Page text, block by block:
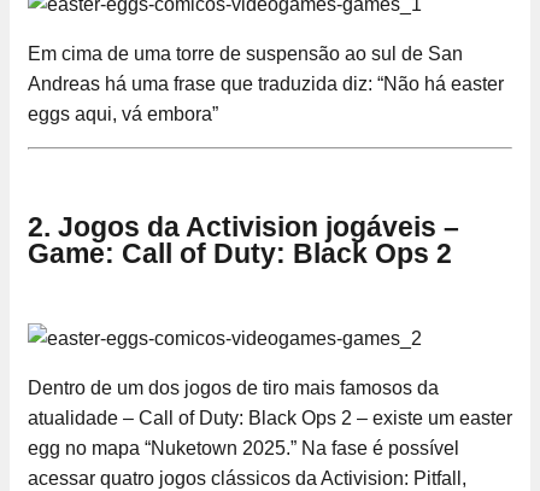
Em cima de uma torre de suspensão ao sul de San
Andreas há uma frase que traduzida diz: “Não há easter
eggs aqui, vá embora”
2. Jogos da Activision jogáveis –
Game: Call of Duty: Black Ops 2
Dentro de um dos jogos de tiro mais famosos da
atualidade – Call of Duty: Black Ops 2 – existe um easter
egg no mapa “Nuketown 2025.” Na fase é possível
acessar quatro jogos clássicos da Activision: Pitfall,